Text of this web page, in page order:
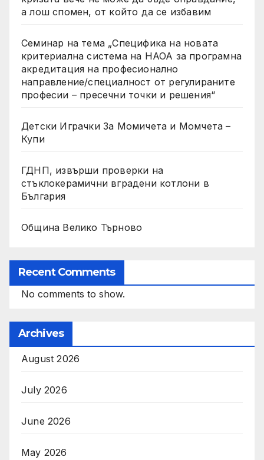
а лош спомен, от който да се избавим
Семинар на тема „Специфика на новата
критериална система на НАОА за програмна
акредитация на професионално
направление/специалност от регулираните
професии – пресечни точки и решения“
Детски Играчки За Момичета и Момчета –
Купи
ГДНП, извърши проверки на
стъклокерамични вградени котлони в
България
Община Велико Търново
Recent Comments
No comments to show.
Archives
August 2026
July 2026
June 2026
May 2026